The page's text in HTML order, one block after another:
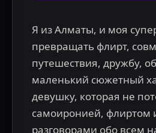
Я из Алматы, и моя
превращать флирт,
путешествия, дружбу,
маленький сюжетный
девушку, которая не
самоиронией, флиртом
разговорами обо всем